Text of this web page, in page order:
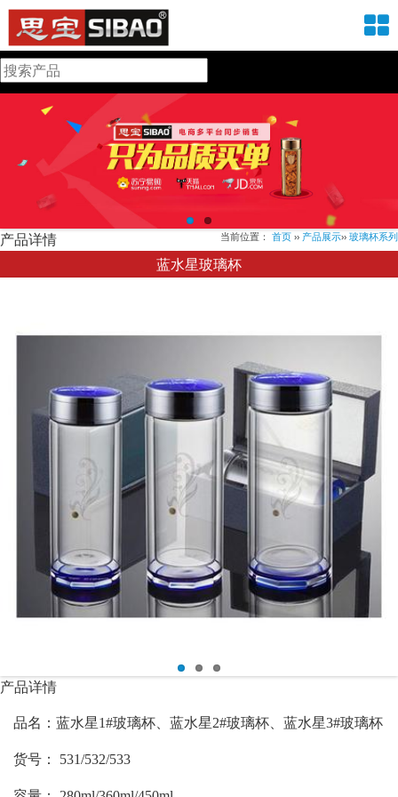
产品详情 当前位置： 首页 ›› 产品展示›› 玻璃杯系列
蓝水星玻璃杯
产品详情
品名：蓝水星1#玻璃杯、 蓝水星2#玻璃杯、 蓝水星3#玻璃杯
货号： 531/532/533